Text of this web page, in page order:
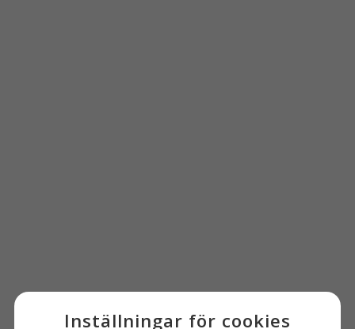
Inställningar för cookies